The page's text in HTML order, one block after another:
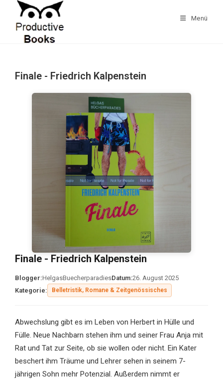
springen
Menü
Finale - Friedrich Kalpenstein
Finale - Friedrich Kalpenstein
Blogger:HelgasBuecherparadiesDatum:26. August 2025
Kategorie:
Belletristik, Romane & Zeitgenössisches
Abwechslung gibt es im Leben von Herbert in Hülle und
Fülle. Neue Nachbarn stehen ihm und seiner Frau Anja mit
Rat und Tat zur Seite, ob sie wollen oder nicht. Ein Kater
beschert ihm Träume und Lehrer sehen in seinem 7-
jährigen Sohn mehr Potenzial. Außerdem nimmt er